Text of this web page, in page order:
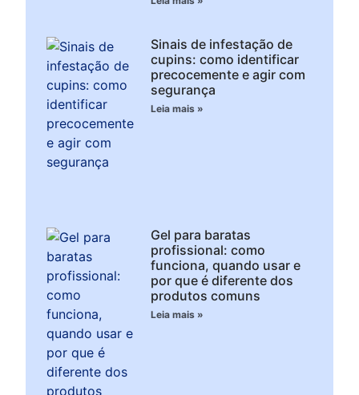
Sinais de infestação de
cupins: como identificar
precocemente e agir com
segurança
Leia mais »
Gel para baratas
profissional: como
funciona, quando usar e
por que é diferente dos
produtos comuns
Leia mais »